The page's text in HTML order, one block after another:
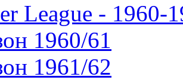
League - 1960-
1960/61
1961/62